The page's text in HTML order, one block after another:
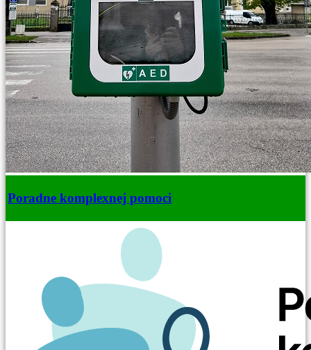
Poradne komplexnej pomoci